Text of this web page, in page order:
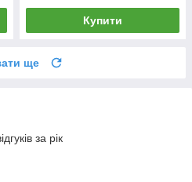
Купити
ще
за рік